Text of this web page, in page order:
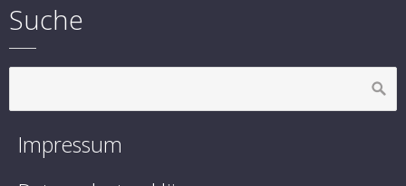
Suche
Impressum